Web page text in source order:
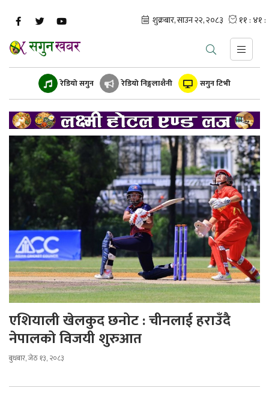
रेडियो सगुन रेडियो निङ्गलाशैनी सगुन टिभी
एशियाली खेलकुद छनोट : चीनलाई हराउँदै
नेपालको विजयी शुरुआत
बुधबार, जेठ १३, २०८३